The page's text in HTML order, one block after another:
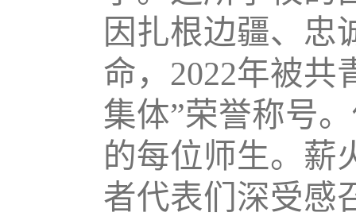
因扎根边疆、忠
命，2022年被共
集体”荣誉称号
的每位师生。薪
者代表们深受感